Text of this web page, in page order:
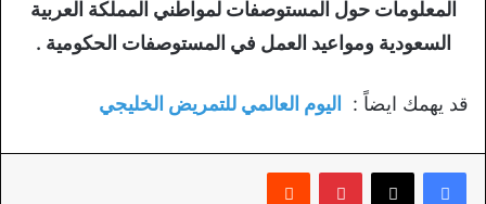
المعلومات حول المستوصفات لمواطني المملكة العربية
السعودية ومواعيد العمل في المستوصفات الحكومية .
قد يهمك ايضاً : اليوم العالمي للتمريض الخليجي
بينتيريست